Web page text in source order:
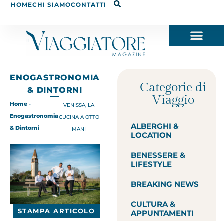
HOMECHI SIAMOCONTATTI
ENOGASTRONOMIA
& DINTORNI
Home -
Enogastronomia
& Dintorni
VENISSA, LA
CUCINA A OTTO
MANI
STAMPA ARTICOLO
Categorie di
Viaggio
ALBERGHI &
LOCATION
BENESSERE &
LIFESTYLE
BREAKING NEWS
CULTURA &
APPUNTAMENTI